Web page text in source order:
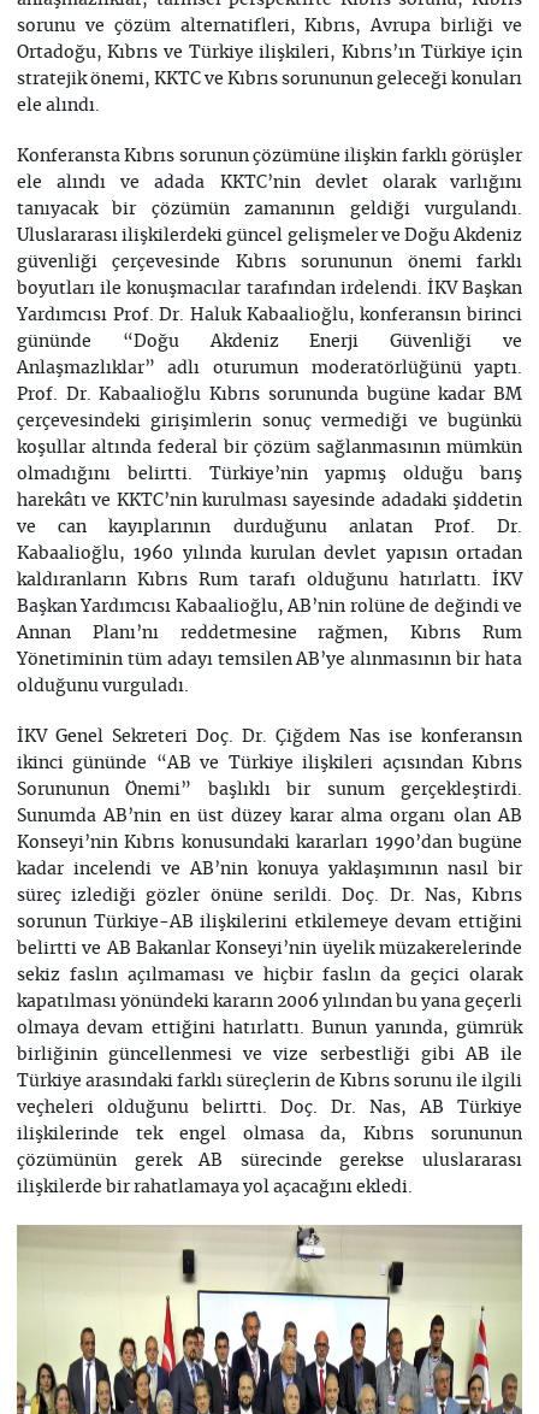
sorunu ve çözüm alternatifleri, Kıbrıs, Avrupa birliği ve
Ortadoğu, Kıbrıs ve Türkiye ilişkileri, Kıbrıs’ın Türkiye için
stratejik önemi, KKTC ve Kıbrıs sorununun geleceği konuları
ele alındı.
Konferansta Kıbrıs sorunun çözümüne ilişkin farklı görüşler
ele alındı ve adada KKTC’nin devlet olarak varlığını
tanıyacak bir çözümün zamanının geldiği vurgulandı.
Uluslararası ilişkilerdeki güncel gelişmeler ve Doğu Akdeniz
güvenliği çerçevesinde Kıbrıs sorununun önemi farklı
boyutları ile konuşmacılar tarafından irdelendi. İKV Başkan
Yardımcısı Prof. Dr. Haluk Kabaalioğlu, konferansın birinci
gününde “Doğu Akdeniz Enerji Güvenliği ve
Anlaşmazlıklar” adlı oturumun moderatörlüğünü yaptı.
Prof. Dr. Kabaalioğlu Kıbrıs sorununda bugüne kadar BM
çerçevesindeki girişimlerin sonuç vermediği ve bugünkü
koşullar altında federal bir çözüm sağlanmasının mümkün
olmadığını belirtti. Türkiye’nin yapmış olduğu barış
harekâtı ve KKTC’nin kurulması sayesinde adadaki şiddetin
ve can kayıplarının durduğunu anlatan Prof. Dr.
Kabaalioğlu, 1960 yılında kurulan devlet yapısın ortadan
kaldıranların Kıbrıs Rum tarafı olduğunu hatırlattı. İKV
Başkan Yardımcısı Kabaalioğlu, AB’nin rolüne de değindi ve
Annan Planı’nı reddetmesine rağmen, Kıbrıs Rum
Yönetiminin tüm adayı temsilen AB’ye alınmasının bir hata
olduğunu vurguladı.
İKV Genel Sekreteri Doç. Dr. Çiğdem Nas ise konferansın
ikinci gününde “AB ve Türkiye ilişkileri açısından Kıbrıs
Sorununun Önemi” başlıklı bir sunum gerçekleştirdi.
Sunumda AB’nin en üst düzey karar alma organı olan AB
Konseyi’nin Kıbrıs konusundaki kararları 1990’dan bugüne
kadar incelendi ve AB’nin konuya yaklaşımının nasıl bir
süreç izlediği gözler önüne serildi. Doç. Dr. Nas, Kıbrıs
sorunun Türkiye-AB ilişkilerini etkilemeye devam ettiğini
belirtti ve AB Bakanlar Konseyi’nin üyelik müzakerelerinde
sekiz faslın açılmaması ve hiçbir faslın da geçici olarak
kapatılması yönündeki kararın 2006 yılından bu yana geçerli
olmaya devam ettiğini hatırlattı. Bunun yanında, gümrük
birliğinin güncellenmesi ve vize serbestliği gibi AB ile
Türkiye arasındaki farklı süreçlerin de Kıbrıs sorunu ile ilgili
veçheleri olduğunu belirtti. Doç. Dr. Nas, AB Türkiye
ilişkilerinde tek engel olmasa da, Kıbrıs sorununun
çözümünün gerek AB sürecinde gerekse uluslararası
ilişkilerde bir rahatlamaya yol açacağını ekledi.